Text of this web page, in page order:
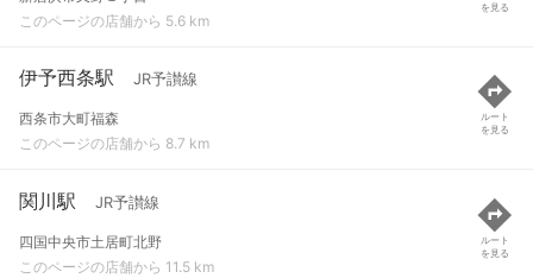
このページの店舗から 5.6 km
を見る
伊予西条駅 JR予讃線
西条市大町福森
このページの店舗から 8.7 km
ルート
を見る
関川駅 JR予讃線
四国中央市土居町北野
このページの店舗から 11.5 km
ルート
を見る